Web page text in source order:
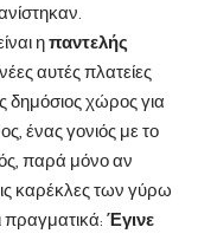
ηπαντελής
νέες αυτές πλατείες
δημόσιος χώρος για
ένας γονιός με το
παρά μόνο αν
καρέκλες των γύρω
πραγματικά: Έγινε